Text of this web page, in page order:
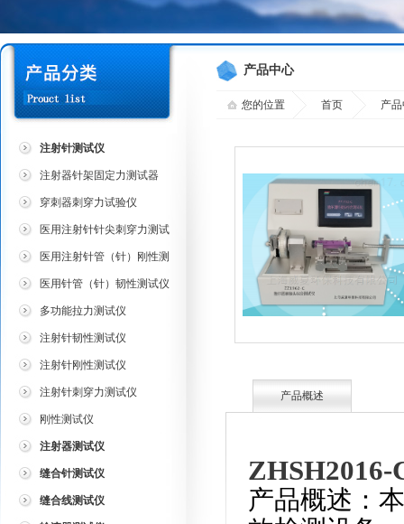
注射针测试仪
注射器针架固定力测试器
穿刺器刺穿力试验仪
医用注射针针尖刺穿力测试
仪
医用注射针管（针）刚性测
试仪
医用针管（针）韧性测试仪
多功能拉力测试仪
注射针韧性测试仪
注射针刚性测试仪
注射针刺穿力测试仪
刚性测试仪
注射器测试仪
缝合针测试仪
缝合线测试仪
产品中心
您的位置 首页 产
产品概述
产品概述：